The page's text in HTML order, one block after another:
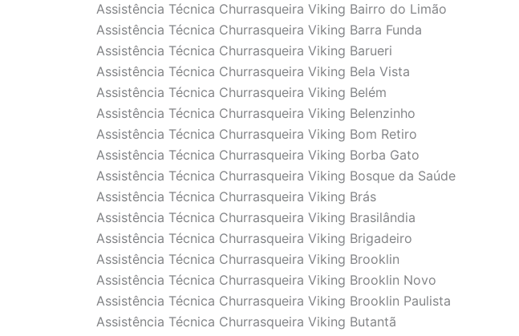
Assistência Técnica Churrasqueira Viking Bairro do Limão
Assistência Técnica Churrasqueira Viking Barra Funda
Assistência Técnica Churrasqueira Viking Barueri
Assistência Técnica Churrasqueira Viking Bela Vista
Assistência Técnica Churrasqueira Viking Belém
Assistência Técnica Churrasqueira Viking Belenzinho
Assistência Técnica Churrasqueira Viking Bom Retiro
Assistência Técnica Churrasqueira Viking Borba Gato
Assistência Técnica Churrasqueira Viking Bosque da Saúde
Assistência Técnica Churrasqueira Viking Brás
Assistência Técnica Churrasqueira Viking Brasilândia
Assistência Técnica Churrasqueira Viking Brigadeiro
Assistência Técnica Churrasqueira Viking Brooklin
Assistência Técnica Churrasqueira Viking Brooklin Novo
Assistência Técnica Churrasqueira Viking Brooklin Paulista
Assistência Técnica Churrasqueira Viking Butantã